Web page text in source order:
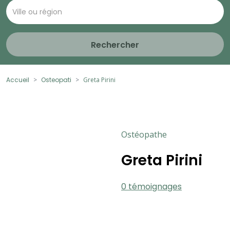
Rechercher
Accueil Osteopati Greta Pirini
Ostéopathe
Greta Pirini
0 témoignages